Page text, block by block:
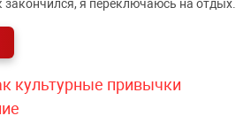
я переключаюсь на отдых.
культурные привычки